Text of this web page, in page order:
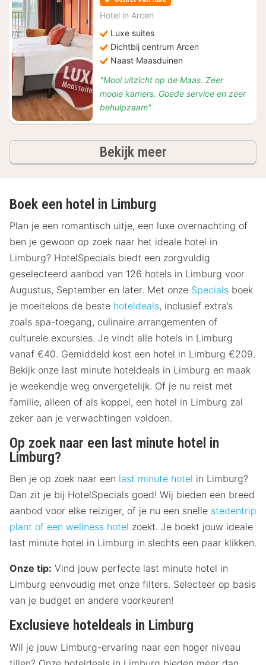
vanaf
€
Hotel in Arcen
Luxe suites
Dichtbij centrum Arcen
Naast Maasduinen
"Mooi uitzicht op de Maas. Zeer
mooie kamers. Goede service en zeer
behulpzaam"
Bekijk meerhotels
Boek een hotel in Limburg
Plan je een romantisch uitje, een luxe overnachting of
ben je gewoon op zoek naar het ideale hotel in
Limburg? HotelSpecials biedt een zorgvuldig
geselecteerd aanbod van 126 hotels in Limburg voor
Augustus, September en later. Met onze Specials boek
je moeiteloos de beste hoteldeals, inclusief extra’s
zoals spa-toegang, culinaire arrangementen of
culturele excursies. Je vindt alle hotels in Limburg
vanaf €40. Gemiddeld kost een hotel in Limburg €209.
Bekijk onze last minute hoteldeals in Limburg en maak
je weekendje weg onvergetelijk. Of je nu reist met
familie, alleen of als koppel, een hotel in Limburg zal
zeker aan je verwachtingen voldoen.
Op zoek naar een last minute hotel in
Limburg?
Ben je op zoek naar een last minute hotel in Limburg?
Dan zit je bij HotelSpecials goed! Wij bieden een breed
aanbod voor elke reiziger, of je nu een snelle stedentrip
plant of een wellness hotel zoekt. Je boekt jouw ideale
last minute hotel in Limburg in slechts een paar klikken.
Onze tip: Vind jouw perfecte last minute hotel in
Limburg eenvoudig met onze filters. Selecteer op basis
van je budget en andere voorkeuren!
Exclusieve hoteldeals in Limburg
Wil je jouw Limburg-ervaring naar een hoger niveau